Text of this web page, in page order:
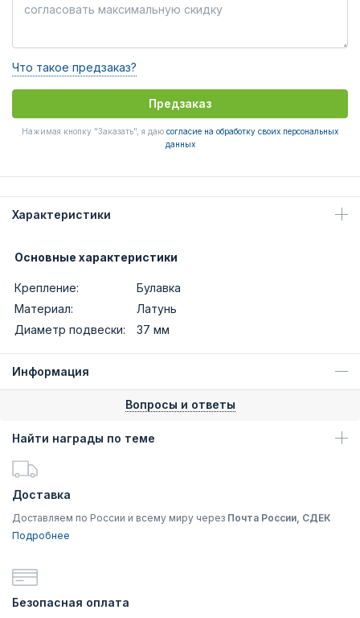
Что такое предзаказ?
Предзаказ
Нажимая кнопку "Заказать", я даю согласие на обработку своих персональных
данных
Характеристики
Основные характеристики
Крепление:
Булавка
Материал:
Латунь
Диаметр подвески:
37 мм
Информация
Вопросы и ответы
Найти награды по теме
Доставка
Доставляем по России и всему миру через Почта России, СДЕК
Подробнее
Безопасная оплата